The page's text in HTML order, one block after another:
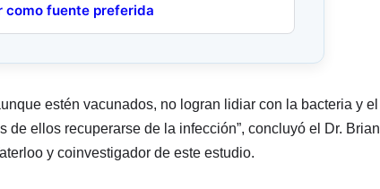
como fuente preferida
estén vacunados, no logran lidiar con la bacteria y el
ellos recuperarse de la infección”, concluyó el Dr. Brian
y coinvestigador de este estudio.